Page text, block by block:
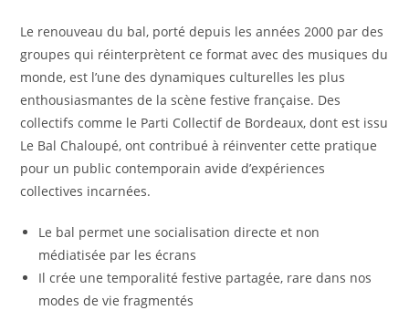
Le renouveau du bal, porté depuis les années 2000 par des
groupes qui réinterprètent ce format avec des musiques du
monde, est l’une des dynamiques culturelles les plus
enthousiasmantes de la scène festive française. Des
collectifs comme le Parti Collectif de Bordeaux, dont est issu
Le Bal Chaloupé, ont contribué à réinventer cette pratique
pour un public contemporain avide d’expériences
collectives incarnées.
Le bal permet une socialisation directe et non
médiatisée par les écrans
Il crée une temporalité festive partagée, rare dans nos
modes de vie fragmentés